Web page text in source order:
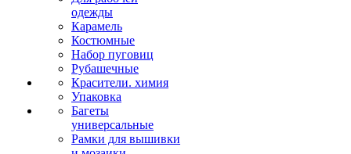
одежды
Карамель
Костюмные
Набор пуговиц
Рубашечные
Красители. химия
Упаковка
Багеты
универсальные
Рамки для вышивки